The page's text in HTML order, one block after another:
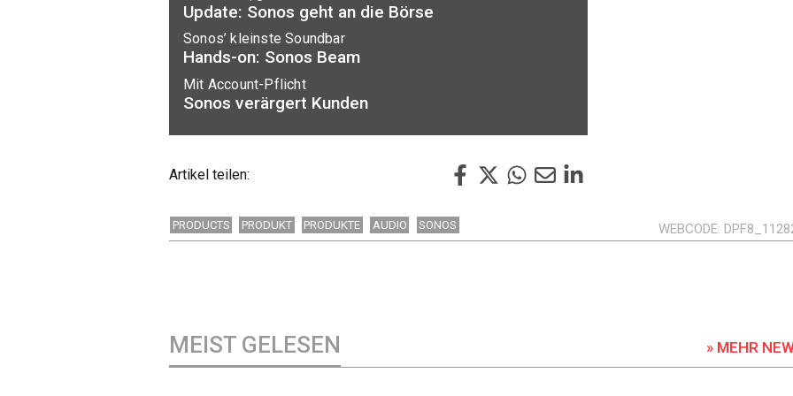
Update: Sonos geht an die Börse
Sonos’ kleinste Soundbar
Hands-on: Sonos Beam
Mit Account-Pflicht
Sonos verärgert Kunden
Artikel teilen:
PRODUCTS PRODUKT PRODUKTE AUDIO SONOS WEBCODE
MEIST GELESEN » MEHR